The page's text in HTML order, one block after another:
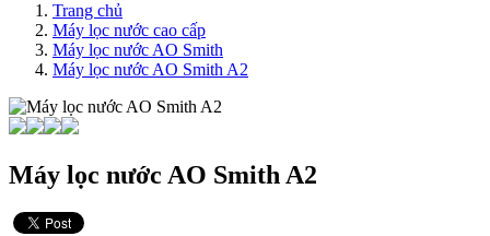
Trang chủ
Máy lọc nước cao cấp
Máy lọc nước AO Smith
Máy lọc nước AO Smith A2
Máy lọc nước AO Smith A2